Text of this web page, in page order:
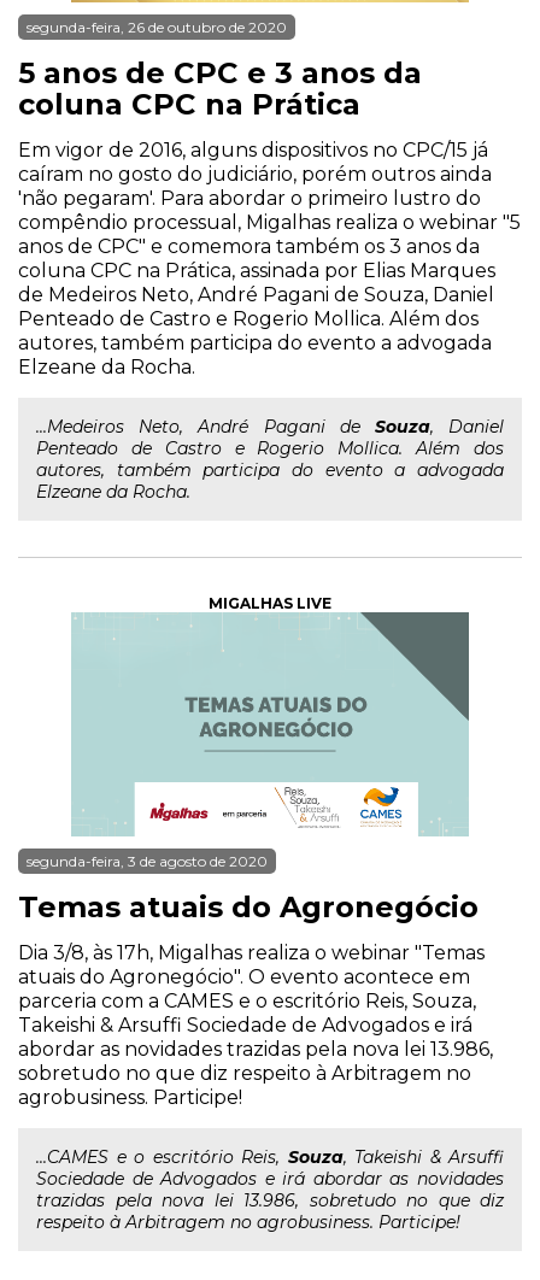
segunda-feira, 26 de outubro de 2020
5 anos de CPC e 3 anos da
coluna CPC na Prática
Em vigor de 2016, alguns dispositivos no CPC/15 já
caíram no gosto do judiciário, porém outros ainda
'não pegaram'. Para abordar o primeiro lustro do
compêndio processual, Migalhas realiza o webinar "5
anos de CPC" e comemora também os 3 anos da
coluna CPC na Prática, assinada por Elias Marques
de Medeiros Neto, André Pagani de Souza, Daniel
Penteado de Castro e Rogerio Mollica. Além dos
autores, também participa do evento a advogada
Elzeane da Rocha.
...Medeiros Neto, André Pagani de Souza, Daniel
Penteado de Castro e Rogerio Mollica. Além dos
autores, também participa do evento a advogada
Elzeane da Rocha.
MIGALHAS LIVE
segunda-feira, 3 de agosto de 2020
Temas atuais do Agronegócio
Dia 3/8, às 17h, Migalhas realiza o webinar "Temas
atuais do Agronegócio". O evento acontece em
parceria com a CAMES e o escritório Reis, Souza,
Takeishi & Arsuffi Sociedade de Advogados e irá
abordar as novidades trazidas pela nova lei 13.986,
sobretudo no que diz respeito à Arbitragem no
agrobusiness. Participe!
...CAMES e o escritório Reis, Souza, Takeishi & Arsuffi
Sociedade de Advogados e irá abordar as novidades
trazidas pela nova lei 13.986, sobretudo no que diz
respeito à Arbitragem no agrobusiness. Participe!